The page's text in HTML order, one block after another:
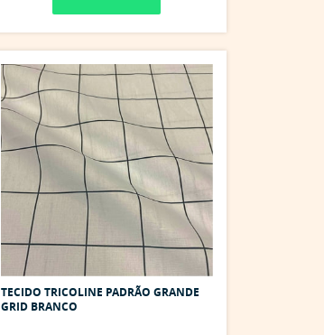
TECIDO TRICOLINE PADRÃO GRANDE
GRID BRANCO